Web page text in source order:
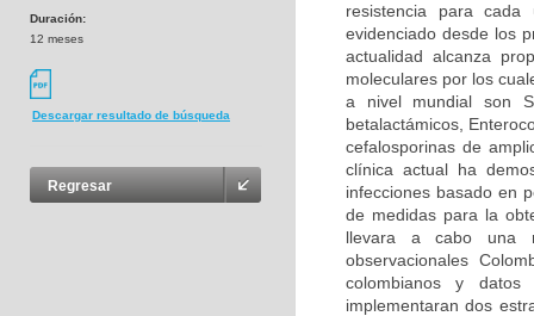
Duración:
12 meses
Descargar resultado de búsqueda
Regresar
resistencia para
evidenciado desde los
actualidad alcanza
moleculares por los
a nivel mundial son
betalactámicos,
cefalosporinas de
clínica actual ha
infecciones basado en
de medidas para la
llevara a cabo una
observacionales
colombianos y
implementaran dos